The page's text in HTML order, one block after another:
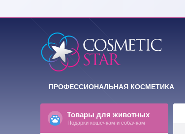
ПРОФЕССИОНАЛЬНАЯ КОСМЕТИКА
Товары для животных
Подарки кошечкам и собачкам